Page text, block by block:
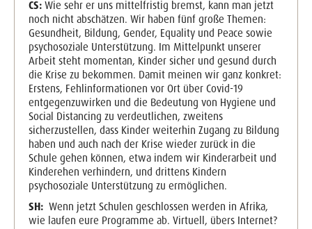
CS: Wie sehr er uns mittelfristig bremst, kann man jetzt
noch nicht abschätzen. Wir haben fünf große Themen:
Gesundheit, Bildung, Gender, Equality und Peace sowie
psychosoziale Unterstützung. Im Mittelpunkt unserer
Arbeit steht momentan, Kinder sicher und gesund durch
die Krise zu bekommen. Damit meinen wir ganz konkret:
Erstens, Fehlinformationen vor Ort über Covid-19
entgegenzuwirken und die Bedeutung von Hygiene und
Social Distancing zu verdeutlichen, zweitens
sicherzustellen, dass Kinder weiterhin Zugang zu Bildung
haben und auch nach der Krise wieder zurück in die
Schule gehen können, etwa indem wir Kinderarbeit und
Kinderehen verhindern, und drittens Kindern
psychosoziale Unterstützung zu ermöglichen.
SH: Wenn jetzt Schulen geschlossen werden in Afrika,
wie laufen eure Programme ab. Virtuell, übers Internet?